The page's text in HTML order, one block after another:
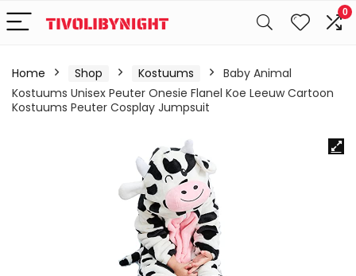
0
Home Shop Kostuums
Baby Animal
Kostuums Unisex Peuter Onesie Flanel Koe Leeuw Cartoon
Kostuums Peuter Cosplay Jumpsuit